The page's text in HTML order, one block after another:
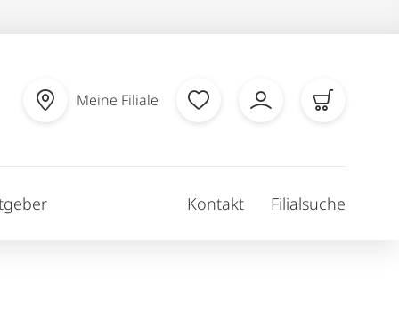
Meine Filiale
Kontakt Filialsuche